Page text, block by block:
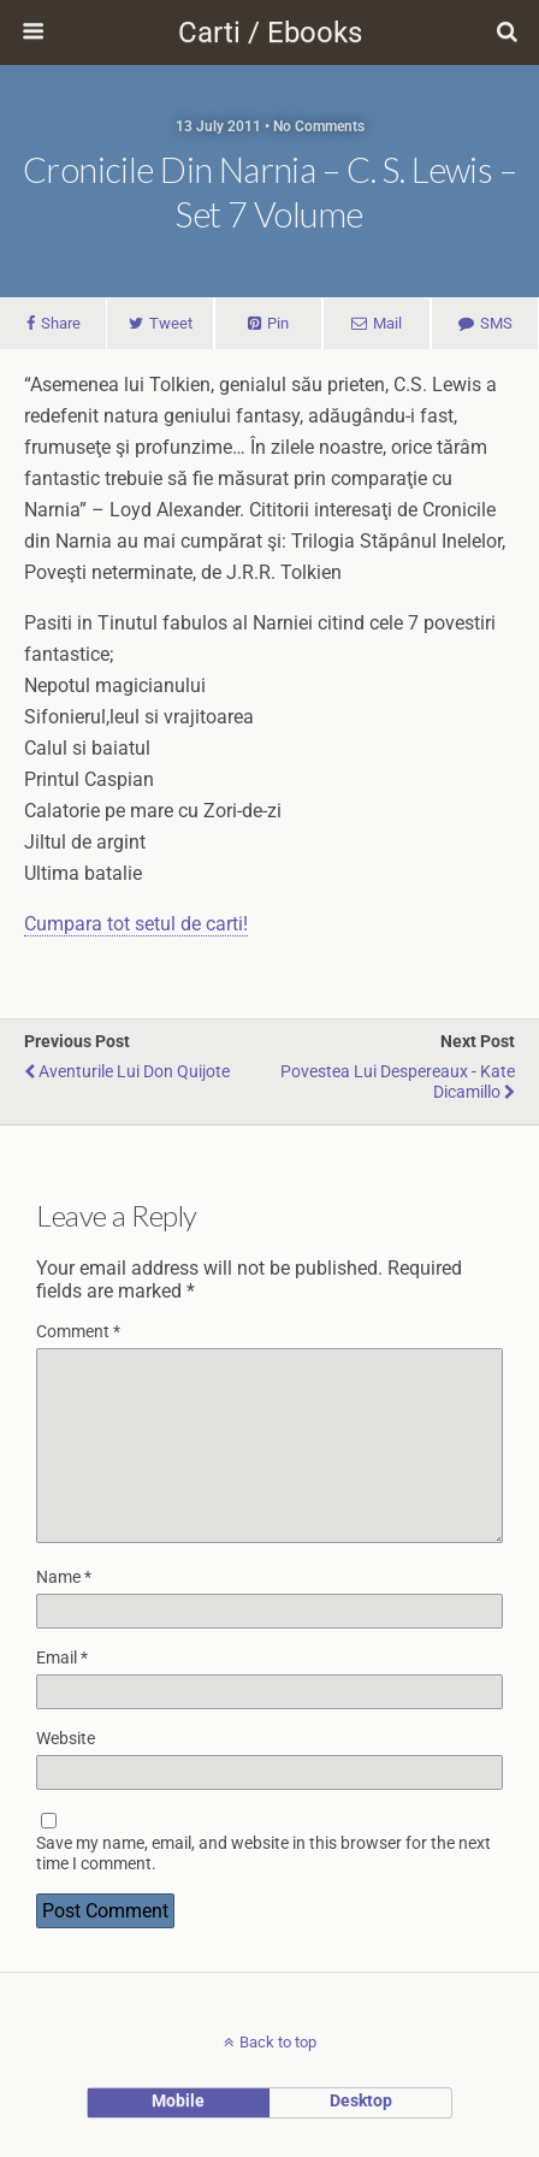
Carti / Ebooks
13 July 2011 • No Comments
Cronicile Din Narnia – C. S. Lewis –
Set 7 Volume
Share Tweet Pin Mail SMS
“Asemenea lui Tolkien, genialul său prieten, C.S. Lewis a
redefenit natura geniului fantasy, adăugându-i fast,
frumuseţe şi profunzime… În zilele noastre, orice tărâm
fantastic trebuie să fie măsurat prin comparaţie cu
Narnia” – Loyd Alexander. Cititorii interesaţi de Cronicile
din Narnia au mai cumpărat şi: Trilogia Stăpânul Inelelor,
Poveşti neterminate, de J.R.R. Tolkien
Pasiti in Tinutul fabulos al Narniei citind cele 7 povestiri
fantastice;
Nepotul magicianului
Sifonierul,leul si vrajitoarea
Calul si baiatul
Printul Caspian
Calatorie pe mare cu Zori-de-zi
Jiltul de argint
Ultima batalie
Cumpara tot setul de carti!
Previous Post
Aventurile Lui Don Quijote
Next Post
Povestea Lui Despereaux - Kate
Dicamillo
Leave a Reply
Your email address will not be published. Required
fields are marked *
Comment *
Name*
Email *
Website
Save my name, email, and website in this browser for the next
time I comment.
Back to top
Mobile Desktop